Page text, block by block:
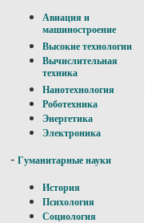
Авиация и
машиностроение
Высокие технологии
Вычислительная
техника
Нанотехнология
Роботехника
Энергетика
Электроника
- Гуманитарные науки
История
Психология
Социология